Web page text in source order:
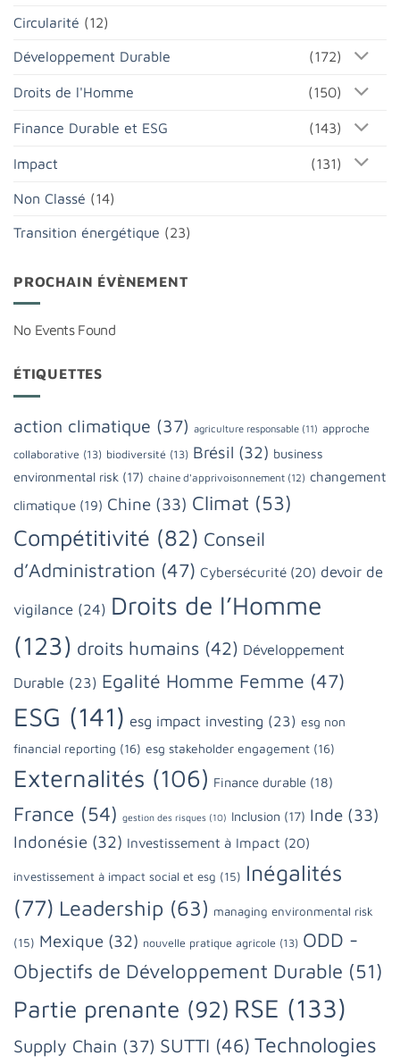
Circularité (12)
Développement Durable (172)
Droits de l'Homme (150)
Finance Durable et ESG (143)
Impact (131)
Non Classé (14)
Transition énergétique (23)
PROCHAIN ÉVÈNEMENT
No Events Found
ÉTIQUETTES
action climatique (37) agriculture responsable (11) approche
collaborative (13) biodiversité (13) Brésil (32) business
environmental risk (17) chaine d'apprivoisonnement (12) changement
climatique (19) Chine (33) Climat (53)
Compétitivité (82) Conseil
d’Administration (47) Cybersécurité (20) devoir de
vigilance (24) Droits de l’Homme
(123) droits humains (42) Développement
Durable (23) Egalité Homme Femme (47)
ESG (141) esg impact investing (23) esg non
financial reporting (16) esg stakeholder engagement (16)
Externalités (106) Finance durable (18)
France (54) gestion des risques (10) Inclusion (17) Inde (33)
Indonésie (32) Investissement à Impact (20)
investissement à impact social et esg (15) Inégalités
(77) Leadership (63) managing environmental risk
(15) Mexique (32) nouvelle pratique agricole (13) ODD -
Objectifs de Développement Durable (51)
Partie prenante (92) RSE (133)
Supply Chain (37) SUTTI (46) Technologies